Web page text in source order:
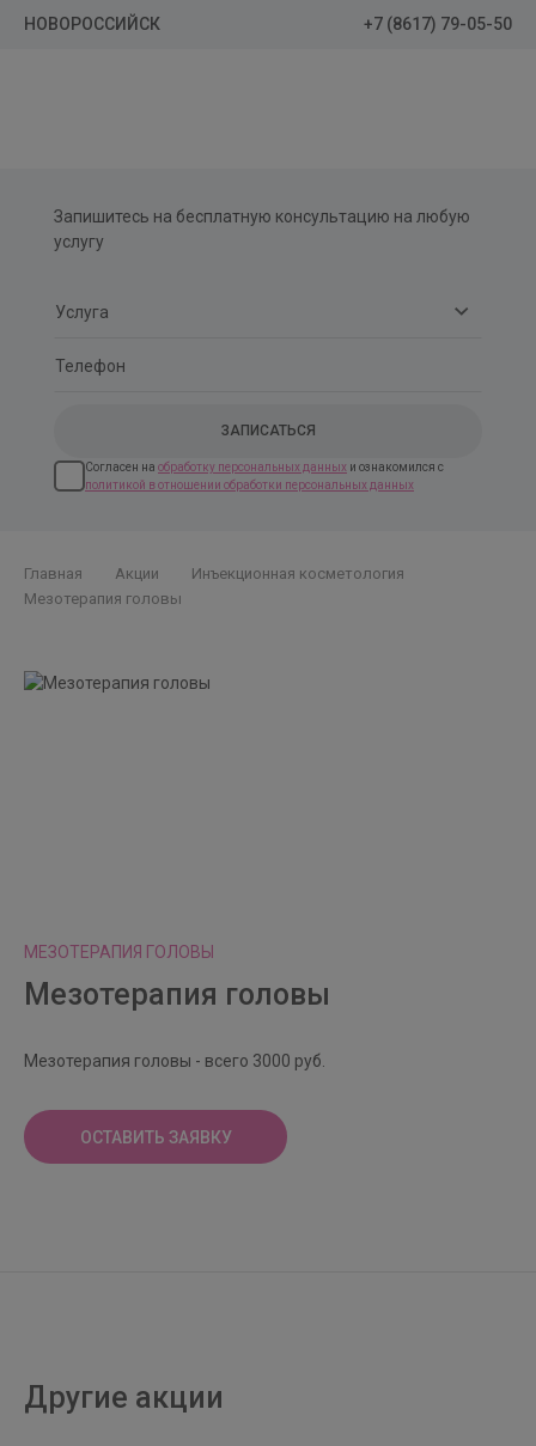
НОВОРОССИЙСК +7 (8617) 79-05-50
Запишитесь на бесплатную консультацию на любую
услугу
Согласен на обработку персональных данных и ознакомился с
политикой в отношении обработки персональных данных
Главная Акции
Инъекционная косметология
Мезотерапия головы
МЕЗОТЕРАПИЯ ГОЛОВЫ
Мезотерапия головы
Мезотерапия головы - всего 3000 руб.
ОСТАВИТЬ ЗАЯВКУ
Другие акции